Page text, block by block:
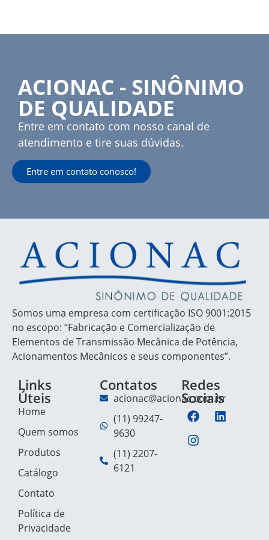
ACIONAC - SINÔNIMO
DE QUALIDADE
Entre em contato com nosso canal de
atendimento e tire suas dúvidas.
Entre em contato conosco!
Somos uma empresa com certificação ISO 9001:2015
no escopo: “Fabricação e Comercialização de
Elementos de Transmissão Mecânica de Potência,
Acionamentos Mecânicos e seus componentes”.
Links
Úteis
Home
Quem somos
Produtos
Catálogo
Contato
Política de
Privacidade
Contatos
acionac@acionac.com.br
(11) 99247-
9630
(11) 2207-
6121
Redes
Sociais